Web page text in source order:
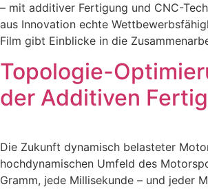
– mit additiver Fertigung und CNC-
aus Innovation echte
Film gibt Einblicke in die
Topologie-
der Additiven
Die Zukunft dynamisch belasteter
hochdynamischen Umfeld des
Gramm, jede Millisekunde – und jeder